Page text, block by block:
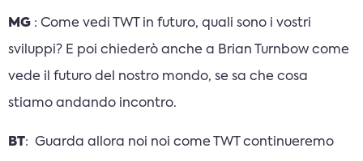
MG : Come vedi TWT in futuro, quali sono i vostri
sviluppi? E poi chiederò anche a Brian Turnbow come
vede il futuro del nostro mondo, se sa che cosa
stiamo andando incontro.
BT: Guarda allora noi noi come TWT continueremo